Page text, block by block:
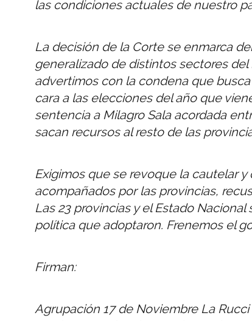
las condiciones actuales de nuestro
La decisión de la Corte se enmarca
generalizado de distintos sectores
advertimos con la condena que
cara a las elecciones del año que
sentencia a Milagro Sala acordada
sacan recursos al resto de las
Exigimos que se revoque la cautelar
acompañados por las provincias,
Las 23 provincias y el Estado
política que adoptaron. Frenemos el
Firman:
Agrupación 17 de Noviembre La Rucci